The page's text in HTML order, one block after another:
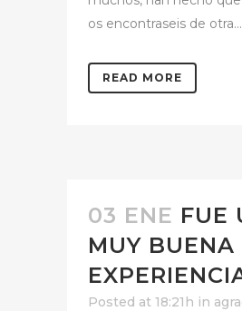
os encontraseis de otra...
READ MORE
03 ENE FUE
MUY BUENA
Posted at 18:21h in